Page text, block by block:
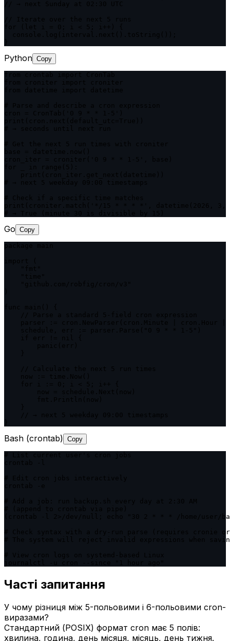
Python Copy
Go Copy
Bash (crontab) Copy
(crontab -l 2>/dev/null; echo "30 2 * * * /home/user/
# Check syntax with a dry-run parse (requires cronie or
# The system will reject invalid expressions when
Часті запитання
У чому різниця між 5-польовими і 6-польовими cron-
виразами?
Стандартний (POSIX) формат cron має 5 полів:
хвилина, година, день місяця, місяць, день тижня.